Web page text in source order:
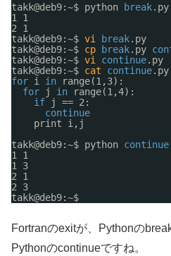
takk@deb9:~$ python
break.py
1 1
2 1
takk@deb9:~$ vi break.py
takk@deb9:~$ cp break.py
takk@deb9:~$ vi continue.py
takk@deb9:~$ cat continue.py
for i in
range(1,3):
for
j in
range(1,4):
if
j == 2:
continue
print i,j
takk@deb9:~$ python continue
1 1
1 3
2 1
2 3
takk@deb9:~$
Fortranのexitが、Pythonの
Pythonのcontinueですね。